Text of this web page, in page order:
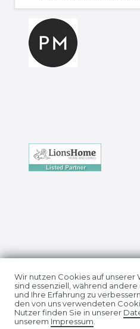
Impressum
Wir nutzen Cookies auf unserer
sind essenziell, während
und Ihre Erfahrung zu
den von uns verwendeten
Nutzer finden Sie in unserer
unserem Impressum.